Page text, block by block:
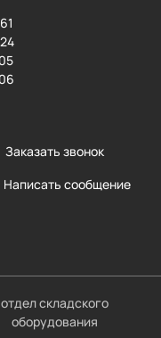
Заказать звонок
Написать сообщение
отдел складского
оборудования